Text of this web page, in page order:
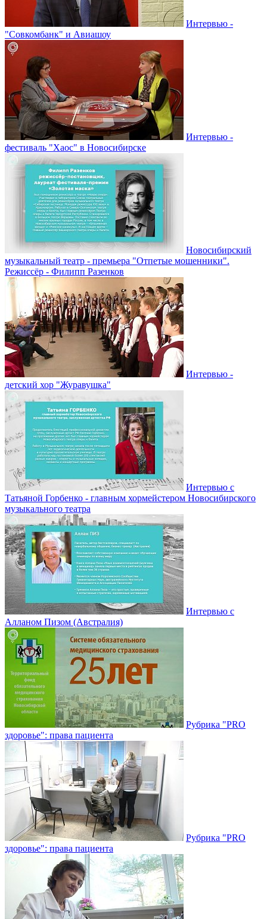
Интервью -
"Совкомбанк" и Авиашоу
Интервью -
фестиваль "Хаос" в Новосибирске
Новосибирский
музыкальный театр - премьера "Отпетые мошенники".
Режиссёр - Филипп Разенков
Интервью -
детский хор "Журавушка"
Интервью с
Татьяной Горбенко - главным хормейстером Новосибирского
музыкального театра
Интервью с
Алланом Пизом (Австралия)
Рубрика "PRO
здоровье": права пациента
Рубрика "PRO
здоровье": права пациента